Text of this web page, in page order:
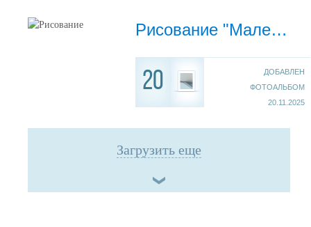
Рисование "Маленький гномик" (средняя группа "Пчелки", восп. Нарузова О.Н.)
20
ДОБАВЛЕН
ФОТОАЛЬБОМ
20.11.2025
Загрузить еще